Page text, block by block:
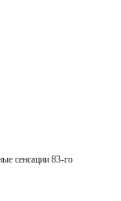
сенсации 83-го